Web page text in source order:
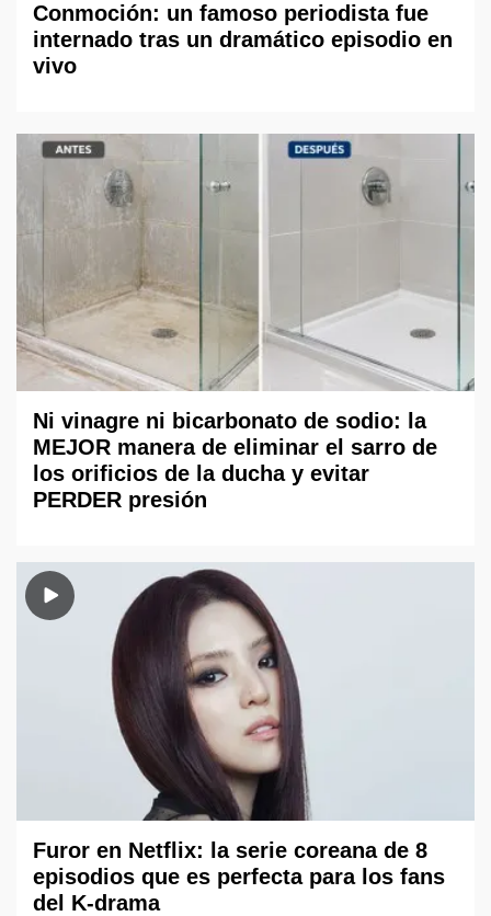
Conmoción: un famoso periodista fue
internado tras un dramático episodio en
vivo
Ni vinagre ni bicarbonato de sodio: la
MEJOR manera de eliminar el sarro de
los orificios de la ducha y evitar
PERDER presión
Furor en Netflix: la serie coreana de 8
episodios que es perfecta para los fans
del K-drama